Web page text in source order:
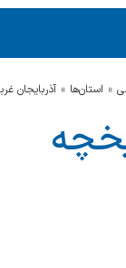
استان‌ها آذربایجان